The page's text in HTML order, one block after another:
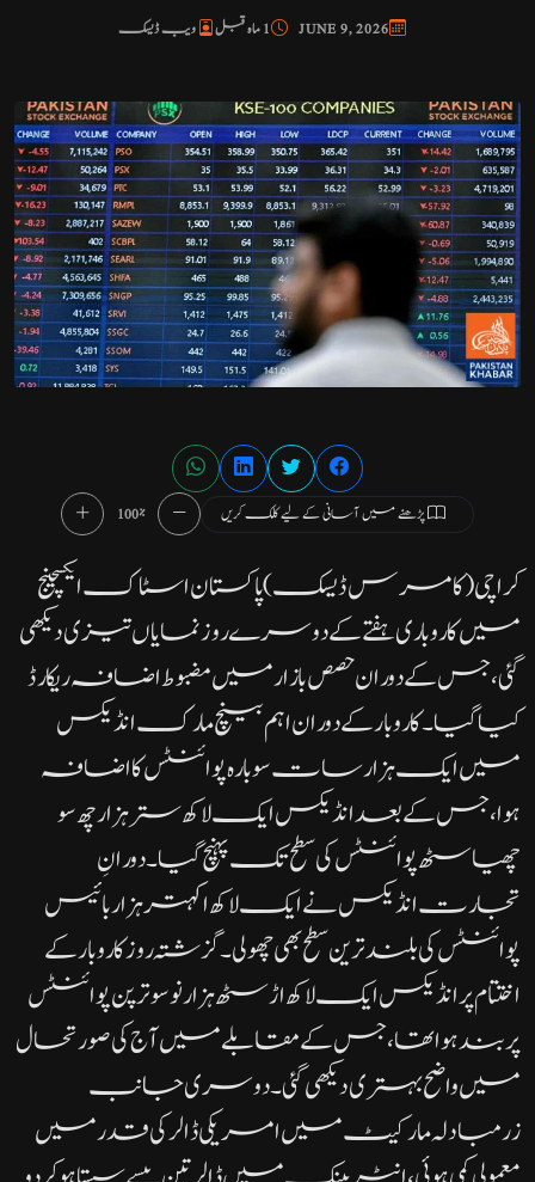
JUNE 9, 2026 1 ماہ قبل ویب ڈیسک
پڑھنے میں آسانی کے لیے کلک کریں 100%
کراچی( کامرس ڈیسک)پاکستان اسٹاک ایکسچینج
میں کاروباری ہفتے کے دوسرے روز نمایاں تیزی دیکھی
گئی، جس کے دوران حصص بازار میں مضبوط اضافہ ریکارڈ
کیا گیا۔کاروبار کے دوران اہم بینچ مارک انڈیکس
میں ایک ہزار سات سو بارہ پوائنٹس کا اضافہ
ہوا، جس کے بعد انڈیکس ایک لاکھ ستر ہزار چھ سو
چھیاسٹھ پوائنٹس کی سطح تک پہنچ گیا۔ دورانِ
تجارت انڈیکس نے ایک لاکھ اکہتر ہزار بائیس
پوائنٹس کی بلند ترین سطح بھی چھو لی۔گزشتہ روز کاروبار کے
اختتام پر انڈیکس ایک لاکھ اڑسٹھ ہزار نو سو ترپن پوائنٹس
پر بند ہوا تھا، جس کے مقابلے میں آج کی صورتحال
میں واضح بہتری دیکھی گئی۔دوسری جانب
زرمبادلہ مارکیٹ میں امریکی ڈالر کی قدر میں